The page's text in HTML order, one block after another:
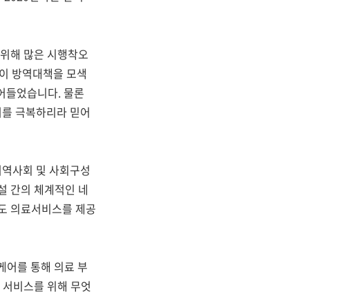
해 많은 시행착오
방역대책을 모색
들었습니다.물론
극복하리라 믿어
사회 및 사회구성
간의 체계적인 네
의료서비스를 제공
어를 통해 의료 부
비스를 위해 무엇